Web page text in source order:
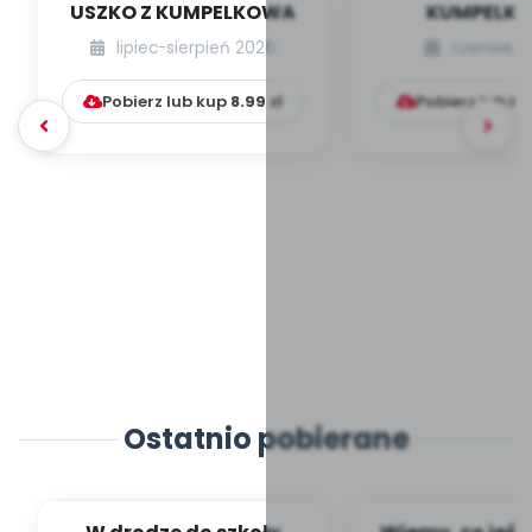
USZKO Z KUMPELKOWA
lipiec-sierpień 2026
Pobierz lub kup 8.99 zł Pobierz lub
Ostatnio pobierane